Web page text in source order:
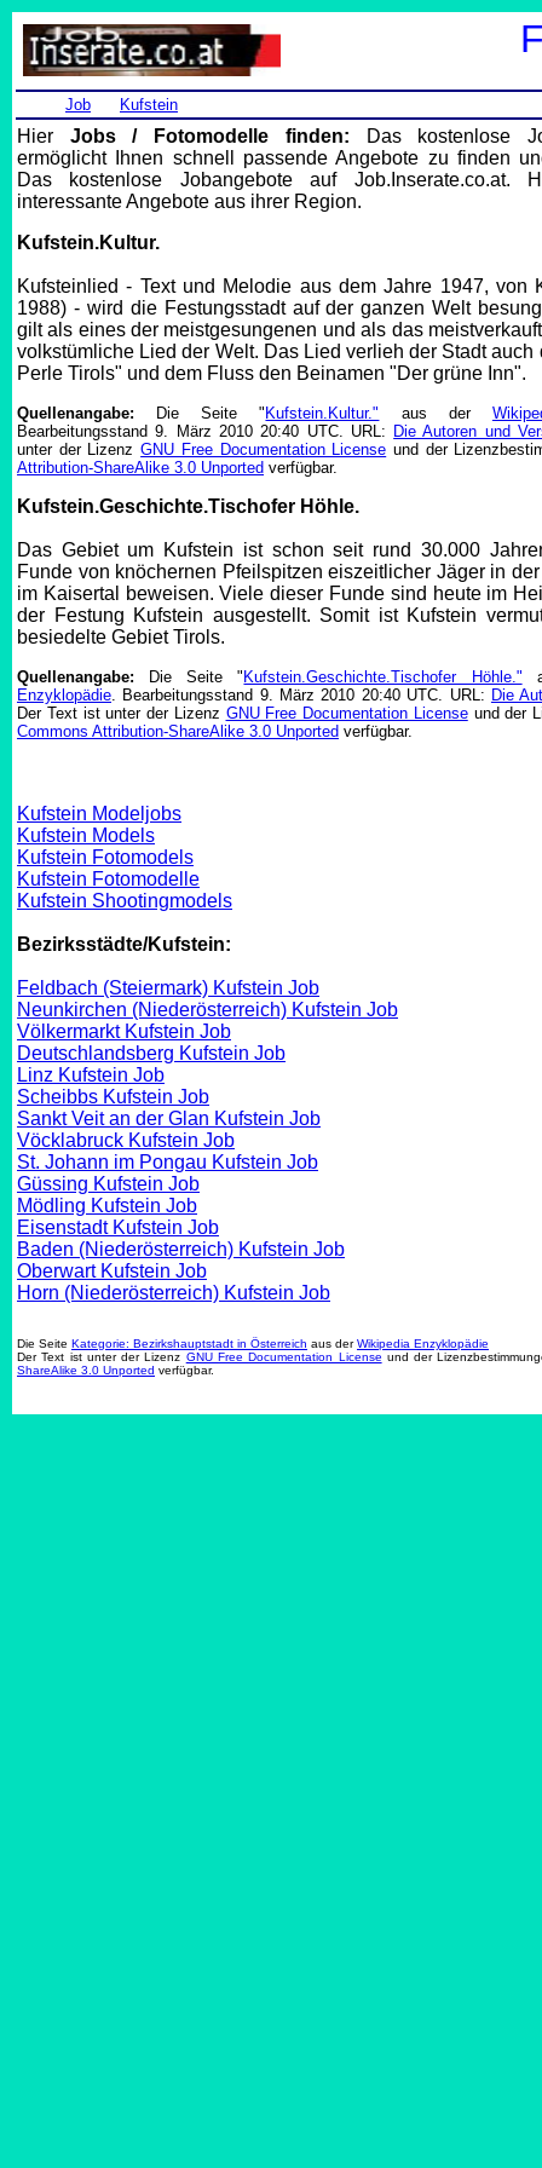
Job Kufstein
Hier Jobs / Fotomodelle finden: Das kostenlose
ermöglicht Ihnen schnell passende Angebote zu finden
Das kostenlose Jobangebote auf Job.Inserate.co.at.
interessante Angebote aus ihrer Region.
Kufstein.Kultur.
Kufsteinlied - Text und Melodie aus dem Jahre 1947, von
1988) - wird die Festungsstadt auf der ganzen Welt
gilt als eines der meistgesungenen und als das
volkstümliche Lied der Welt. Das Lied verlieh der Stadt auch
Perle Tirols" und dem Fluss den Beinamen "Der grüne Inn".
Quellenangabe: Die Seite " Kufstein.Kultur." aus der
Bearbeitungsstand 9. März 2010 20:40 UTC. URL: Die Autoren und
unter der LizenzGNU Free Documentation License und der
Attribution-ShareAlike 3.0 Unported verfügbar.
Kufstein.Geschichte.Tischofer Höhle.
Das Gebiet um Kufstein ist schon seit rund 30.000
Funde von knöchernen Pfeilspitzen eiszeitlicher Jäger in
im Kaisertal beweisen. Viele dieser Funde sind heute im
der Festung Kufstein ausgestellt. Somit ist Kufstein
besiedelte Gebiet Tirols.
Quellenangabe: Die Seite " Kufstein.Geschichte.Tischofer Höhle."
Enzyklopädie. Bearbeitungsstand 9. März 2010 20:40 UTC. URL: Die
Der Text ist unter der Lizenz GNU Free Documentation Licenseund der
Commons Attribution-ShareAlike 3.0 Unported verfügbar.
Kufstein Modeljobs
Kufstein Models
Kufstein Fotomodels
Kufstein Fotomodelle
Kufstein Shootingmodels
Bezirksstädte/Kufstein:
Feldbach (Steiermark) Kufstein Job
Neunkirchen (Niederösterreich) Kufstein Job
Völkermarkt Kufstein Job
Deutschlandsberg Kufstein Job
Linz Kufstein Job
Scheibbs Kufstein Job
Sankt Veit an der Glan Kufstein Job
Vöcklabruck Kufstein Job
St. Johann im Pongau Kufstein Job
Güssing Kufstein Job
Mödling Kufstein Job
Eisenstadt Kufstein Job
Baden (Niederösterreich) Kufstein Job
Oberwart Kufstein Job
Horn (Niederösterreich) Kufstein Job
Die Seite Kategorie: Bezirkshauptstadt in Österreich aus derWikipedia Enzyklopädie
Der Text ist unter der Lizenz GNU Free Documentation License und der
ShareAlike 3.0 Unported verfügbar.